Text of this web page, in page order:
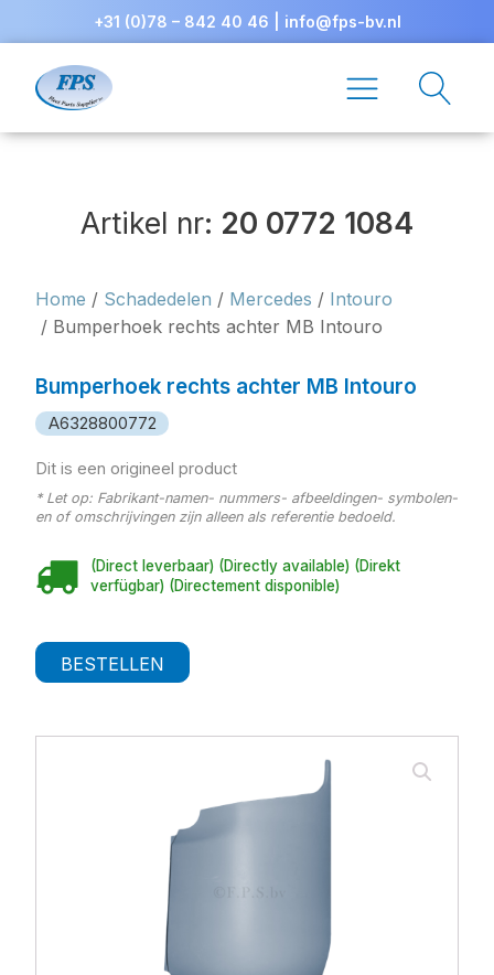
+31 (0)78 – 842 40 46 info@fps-bv.nl
Artikel nr: 20 0772 1084
Home / Schadedelen / Mercedes / Intouro
/ Bumperhoek rechts achter MB Intouro
Bumperhoek rechts achter MB Intouro
A6328800772
Dit is een origineel product
* Let op: Fabrikant-namen- nummers- afbeeldingen- symbolen-
en of omschrijvingen zijn alleen als referentie bedoeld.
(Direct leverbaar) (Directly available) (Direkt
verfügbar) (Directement disponible)
BESTELLEN